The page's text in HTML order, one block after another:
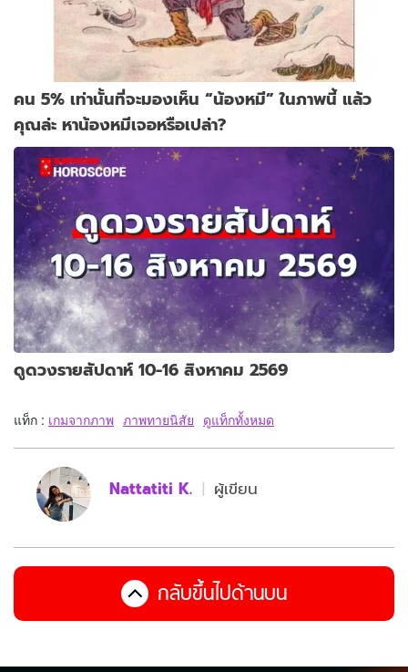
คน 5% เท่านั้นที่จะมองเห็น “น้องหมี” ในภาพนี้ แล้ว
คุณล่ะ หาน้องหมีเจอหรือเปล่า?
ดูดวงรายสัปดาห์ 10-16 สิงหาคม 2569
แท็ก : เกมจากภาพ ภาพทายนิสัย ดูแท็กทั้งหมด
Nattatiti K. ผู้เขียน
กลับขึ้นไปด้านบน